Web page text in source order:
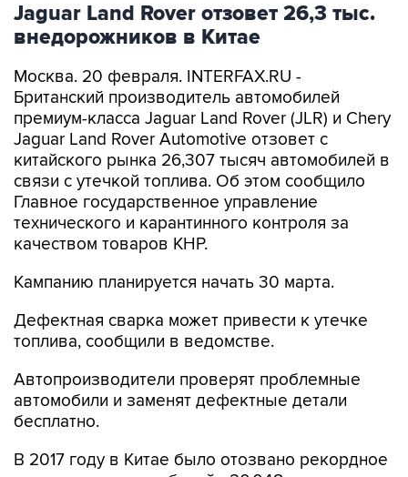
Jaguar Land Rover отзовет 26,3 тыс.
внедорожников в Китае
Москва. 20 февраля. INTERFAX.RU -
Британский производитель автомобилей
премиум-класса Jaguar Land Rover (JLR) и Chery
Jaguar Land Rover Automotive отзовет с
китайского рынка 26,307 тысяч автомобилей в
связи с утечкой топлива. Об этом сообщило
Главное государственное управление
технического и карантинного контроля за
качеством товаров КНР.
Кампанию планируется начать 30 марта.
Дефектная сварка может привести к утечке
топлива, сообщили в ведомстве.
Автопроизводители проверят проблемные
автомобили и заменят дефектные детали
бесплатно.
В 2017 году в Китае было отозвано рекордное